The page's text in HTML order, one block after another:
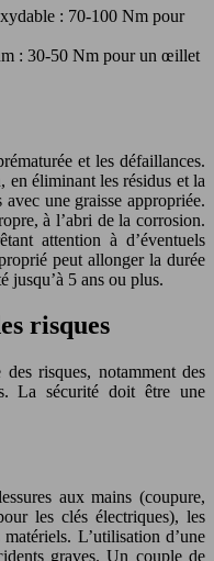
: 70-100 Nm pour
: 30-50 Nm pour un œillet
et les défaillances.
en éliminant les résidus et la
une graisse appropriée.
à l’abri de la corrosion.
attention à d’éventuels
peut allonger la durée
jusqu’à 5 ans ou plus.
risques
risques, notamment des
La sécurité doit être une
aux mains (coupure,
les clés électriques), les
L’utilisation d’une
graves. Un couple de